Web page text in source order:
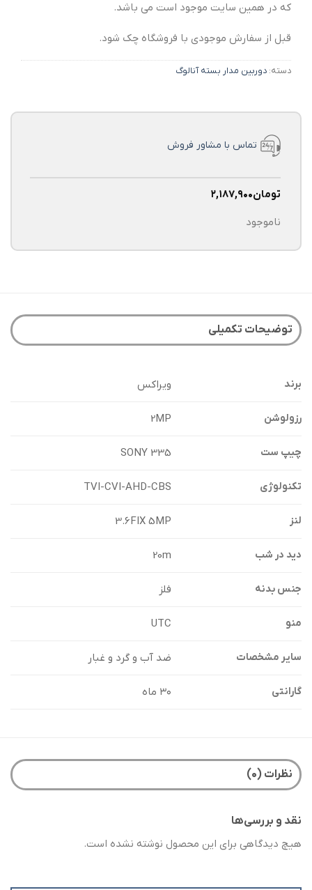
که در همین سایت موجود است می باشد.
قبل از سفارش موجودی با فروشگاه چک شود.
دسته: دوربین مدار بسته آنالوگ
تماس با مشاور فروش
تومان۲,۱۸۷,۹۰۰
ناموجود
توضیحات تکمیلی
برند ویراکس
رزولوشن 2MP
چیپ ست SONY 335
تکنولوژی TVI-CVI-AHD-CBS
لنز 3.6FIX 5MP
دید در شب 20m
جنس بدنه فلز
منو UTC
سایر مشخصات ضد آب و گرد و غبار
گارانتی ۳۰ ماه
نظرات (۰)
نقد و بررسی‌ها
هیچ دیدگاهی برای این محصول نوشته نشده است.